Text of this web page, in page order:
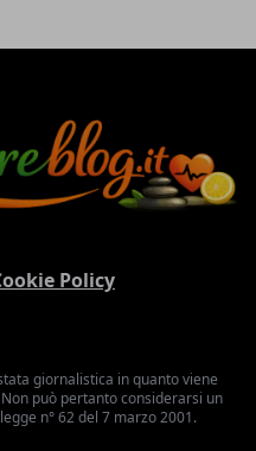
Policy
giornalistica in quanto viene
può pertanto considerarsi un
n° 62 del 7 marzo 2001.